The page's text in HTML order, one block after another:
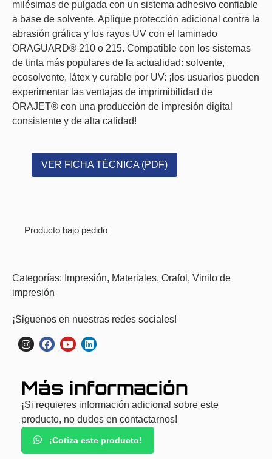
milésimas de pulgada con un sistema adhesivo confiable
a base de solvente. Aplique protección adicional contra la
abrasión gráfica y los rayos UV con el laminado
ORAGUARD® 210 o 215. Compatible con los sistemas
de tinta más populares de la actualidad: solvente,
ecosolvente, látex y curable por UV: ¡los usuarios pueden
experimentar las ventajas de imprimibilidad de
ORAJET® con una producción de impresión digital
consistente y de alta calidad!
VER FICHA TÉCNICA (PDF)
Producto bajo pedido
Categorías: Impresión, Materiales, Orafol , Vinilo de
impresión
¡Siguenos en nuestras redes sociales!
Más información
¡Si requieres información adicional sobre este
producto, no dudes en contactarnos!
¡Cotiza este producto!